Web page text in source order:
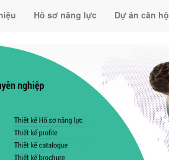
Hồ sơ năng lực Dự án căn hộ